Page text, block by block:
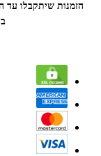
הזמנות שיתקבלו עד השעה 12:00 יסופקו למחרת